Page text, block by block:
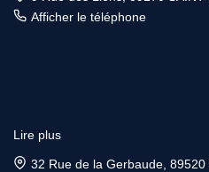
Afficher le téléphone
Lire plus
32 Rue de la Gerbaude, 89520